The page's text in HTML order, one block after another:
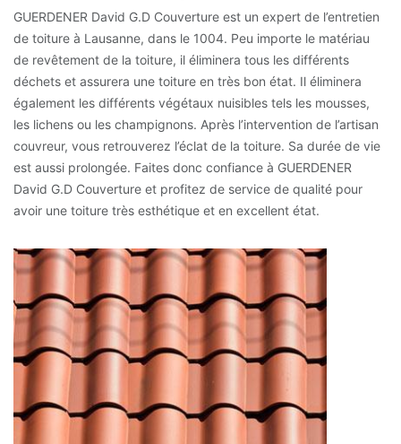
GUERDENER David G.D Couverture est un expert de l’entretien
de toiture à Lausanne, dans le 1004. Peu importe le matériau
de revêtement de la toiture, il éliminera tous les différents
déchets et assurera une toiture en très bon état. Il éliminera
également les différents végétaux nuisibles tels les mousses,
les lichens ou les champignons. Après l’intervention de l’artisan
couvreur, vous retrouverez l’éclat de la toiture. Sa durée de vie
est aussi prolongée. Faites donc confiance à GUERDENER
David G.D Couverture et profitez de service de qualité pour
avoir une toiture très esthétique et en excellent état.